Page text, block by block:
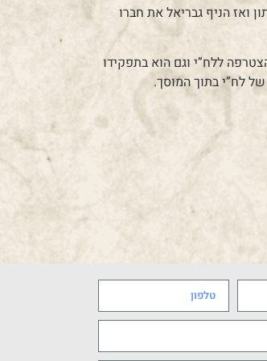
ואז הניף גבריאל את חברו
ללח”י וגם הוא בתפקידו
לח”י בתוך המוסך.